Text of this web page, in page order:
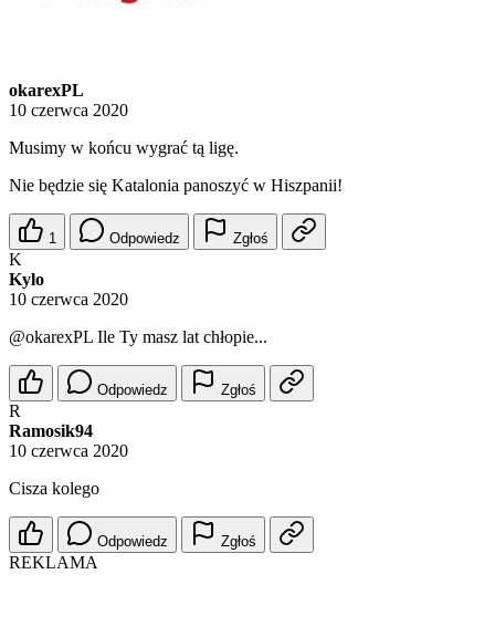
okarexPL
10 czerwca 2020
Musimy w końcu wygrać tą ligę.
Nie będzie się Katalonia panoszyć w Hiszpanii!
1 Odpowiedz Zgłoś
K
Kylo
10 czerwca 2020
@okarexPL Ile Ty masz lat chłopie...
Odpowiedz Zgłoś
R
Ramosik94
10 czerwca 2020
Cisza kolego
Odpowiedz Zgłoś
REKLAMA